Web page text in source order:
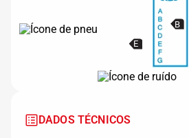
E
B
DADOS TÉCNICOS